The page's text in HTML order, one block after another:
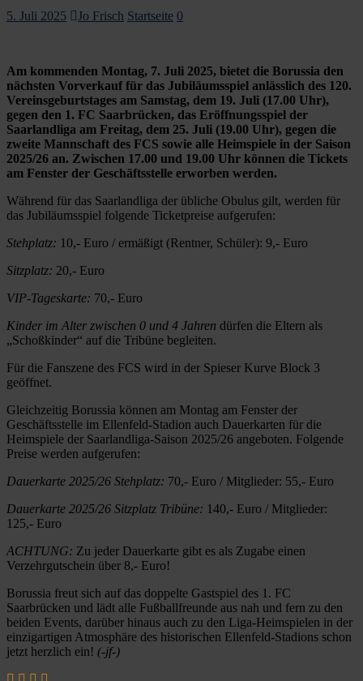
5. Juli 2025 Jo Frisch Startseite 0
Am kommenden Montag, 7. Juli 2025, bietet die Borussia den
nächsten Vorverkauf für das Jubiläumsspiel anlässlich des 120.
Vereinsgeburtstages am Samstag, dem 19. Juli (17.00 Uhr),
gegen den 1. FC Saarbrücken, das Eröffnungsspiel der
Saarlandliga am Freitag, dem 25. Juli (19.00 Uhr), gegen die
zweite Mannschaft des FCS sowie alle Heimspiele in der Saison
2025/26 an. Zwischen 17.00 und 19.00 Uhr können die Tickets
am Fenster der Geschäftsstelle erworben werden.
Während für das Saarlandliga der übliche Obulus gilt, werden für
das Jubiläumsspiel folgende Ticketpreise aufgerufen:
Stehplatz: 10,- Euro / ermäßigt (Rentner, Schüler): 9,- Euro
Sitzplatz: 20,- Euro
VIP-Tageskarte: 70,- Euro
Kinder im Alter zwischen 0 und 4 Jahren dürfen die Eltern als
„Schoßkinder“ auf die Tribüne begleiten.
Für die Fanszene des FCS wird in der Spieser Kurve Block 3
geöffnet.
Gleichzeitig Borussia können am Montag am Fenster der
Geschäftsstelle im Ellenfeld-Stadion auch Dauerkarten für die
Heimspiele der Saarlandliga-Saison 2025/26 angeboten. Folgende
Preise werden aufgerufen:
Dauerkarte 2025/26 Stehplatz: 70,- Euro / Mitglieder: 55,- Euro
Dauerkarte 2025/26 Sitzplatz Tribüne: 140,- Euro / Mitglieder:
125,- Euro
ACHTUNG: Zu jeder Dauerkarte gibt es als Zugabe einen
Verzehrgutschein über 8,- Euro!
Borussia freut sich auf das doppelte Gastspiel des 1. FC
Saarbrücken und lädt alle Fußballfreunde aus nah und fern zu den
beiden Events, darüber hinaus auch zu den Liga-Heimspielen in der
einzigartigen Atmosphäre des historischen Ellenfeld-Stadions schon
jetzt herzlich ein! (-jf-)